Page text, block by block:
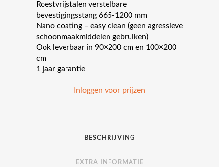
Roestvrijstalen verstelbare
bevestigingsstang 665-1200 mm
Nano coating – easy clean (geen agressieve
schoonmaakmiddelen gebruiken)
Ook leverbaar in 90×200 cm en 100×200
cm
1 jaar garantie
Inloggen voor prijzen
BESCHRIJVING
EXTRA INFORMATIE